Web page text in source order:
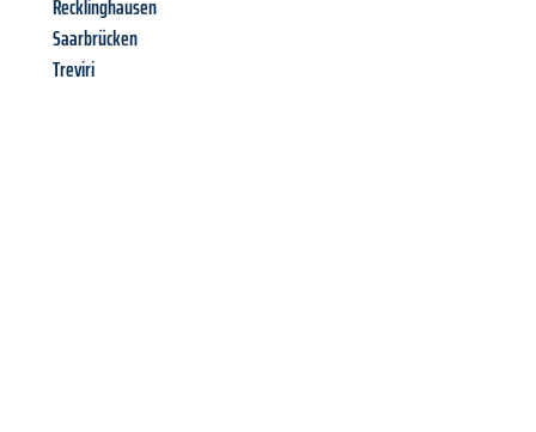
Recklinghausen
Saarbrücken
Treviri